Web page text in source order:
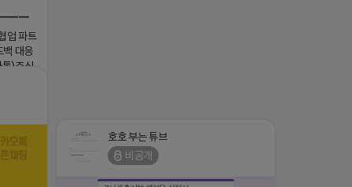
업 파트
백 대응
주식
댓글:20개
호호 부는 튜브
비공개